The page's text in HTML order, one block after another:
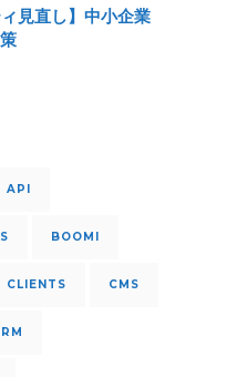
見直し】中小企業
API
BOOMI
CLIENTS CMS